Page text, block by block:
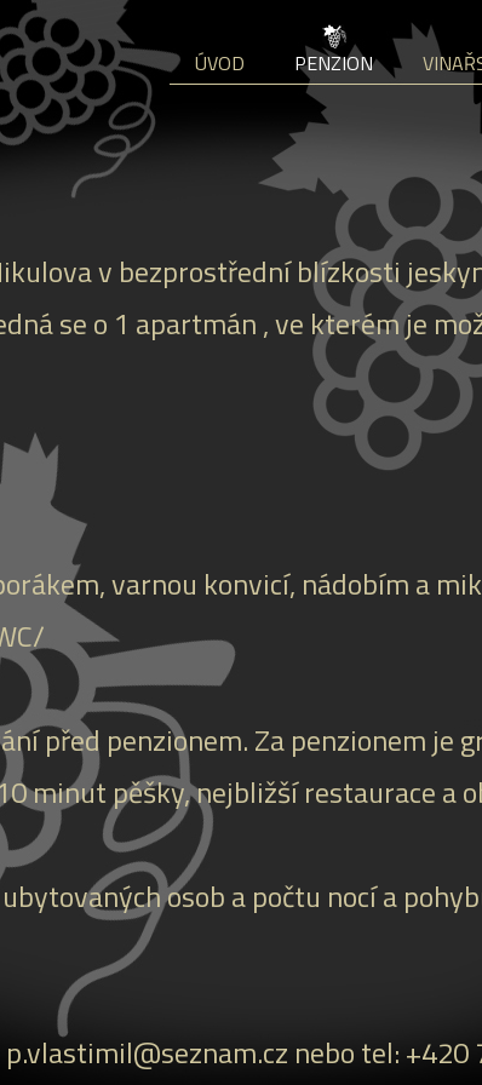
ÚVOD PENZION
v bezprostřední blízkosti
se o 1 apartmán , ve kterém je
varnou konvicí, nádobím a
před penzionem. Za penzionem je
minut pěšky, nejbližší restaurace a
osob a počtu nocí a
nebo tel: +420